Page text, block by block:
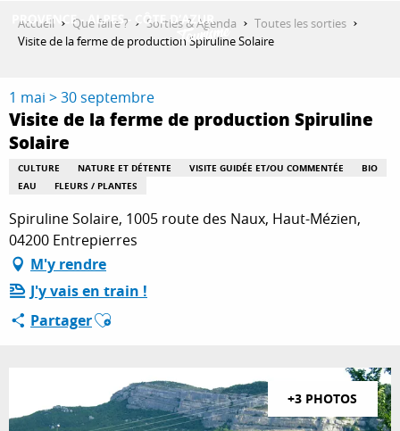
QUE FAIRE ?
SÉJOURNER
ESPACE PRO
Accueil Que faire ? Sorties & Agenda
Toutes les sorties
Visite de la ferme de production Spiruline Solaire
1 mai > 30 septembre
Visite de la ferme de production Spiruline
Solaire
CULTURE NATURE ET DÉTENTE VISITE GUIDÉE ET/OU COMMENTÉE
BIO
EAU
FLEURS / PLANTES
Spiruline Solaire, 1005 route des Naux, Haut-Mézien,
04200 Entrepierres
M'y rendre
J'y vais en train !
PartagerAjouter aux favoris
+3 PHOTOS